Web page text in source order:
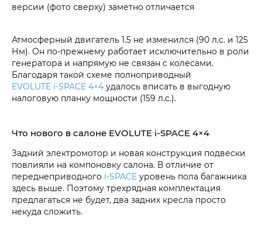
версии (фото сверху) заметно отличается
Атмосферный двигатель 1.5 не изменился (90 л.с. и 125
Нм). Он по-прежнему работает исключительно в роли
генератора и напрямую не связан с колесами.
Благодаря такой схеме полноприводный
EVOLUTE i‑SPACE 4×4 удалось вписать в выгодную
налоговую планку мощности (159 л.с.).
Что нового в салоне EVOLUTE i‑SPACE 4×4
Задний электромотор и новая конструкция подвески
повлияли на компоновку салона. В отличие от
переднеприводного i‑SPACE уровень пола багажника
здесь выше. Поэтому трехрядная комплектация
предлагаться не будет, два задних кресла просто
некуда сложить.